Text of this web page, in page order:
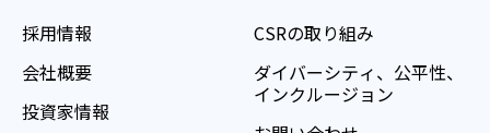
採用情報
会社概要
投資家情報
CSRの取り組み
ダイバーシティ、公平性、
インクルージョン